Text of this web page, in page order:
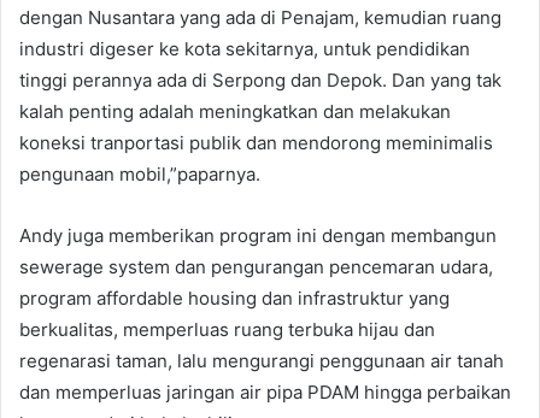
dengan Nusantara yang ada di Penajam, kemudian ruang
industri digeser ke kota sekitarnya, untuk pendidikan
tinggi perannya ada di Serpong dan Depok. Dan yang tak
kalah penting adalah meningkatkan dan melakukan
koneksi tranportasi publik dan mendorong meminimalis
pengunaan mobil,”paparnya.
Andy juga memberikan program ini dengan membangun
sewerage system dan pengurangan pencemaran udara,
program affordable housing dan infrastruktur yang
berkualitas, memperluas ruang terbuka hijau dan
regenarasi taman, lalu mengurangi penggunaan air tanah
dan memperluas jaringan air pipa PDAM hingga perbaikan